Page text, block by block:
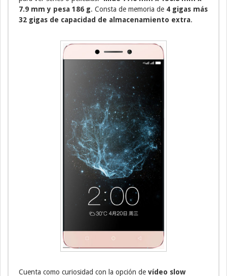
7.9 mm y pesa 186 g. Consta de memoria de 4 gigas más
32 gigas de capacidad de almacenamiento extra.
Cuenta como curiosidad con la opción de vídeo slow